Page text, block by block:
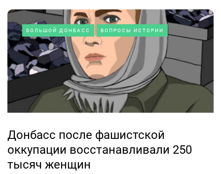
БОЛЬШОЙ ДОНБАСС ВОПРОСЫ ИСТОРИИ
Донбасс после фашистской
оккупации восстанавливали 250
тысяч женщин